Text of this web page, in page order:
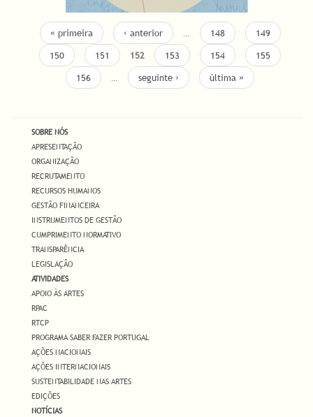
« primeira ‹ anterior … 148
149
150
151 152 153 154
155
156
… seguinte › última »
SOBRE NÓS
APRESENTAÇÃO
ORGANIZAÇÃO
RECRUTAMENTO
RECURSOS HUMANOS
GESTÃO FINANCEIRA
INSTRUMENTOS DE GESTÃO
CUMPRIMENTO NORMATIVO
TRANSPARÊNCIA
LEGISLAÇÃO
ATIVIDADES
APOIO ÀS ARTES
RPAC
RTCP
PROGRAMA SABER FAZER PORTUGAL
AÇÕES NACIONAIS
AÇÕES INTERNACIONAIS
SUSTENTABILIDADE NAS ARTES
EDIÇÕES
NOTÍCIAS